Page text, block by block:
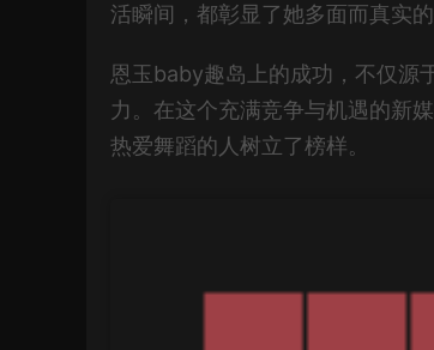
活瞬间，都彰显了她多面而真实的
恩玉baby趣岛上的成功，不仅源
力。在这个充满竞争与机遇的新
热爱舞蹈的人树立了榜样。